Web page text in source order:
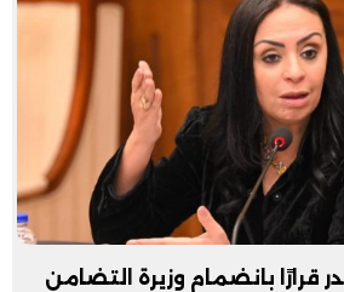
قرارًا بانضمام وزيرة التضامن